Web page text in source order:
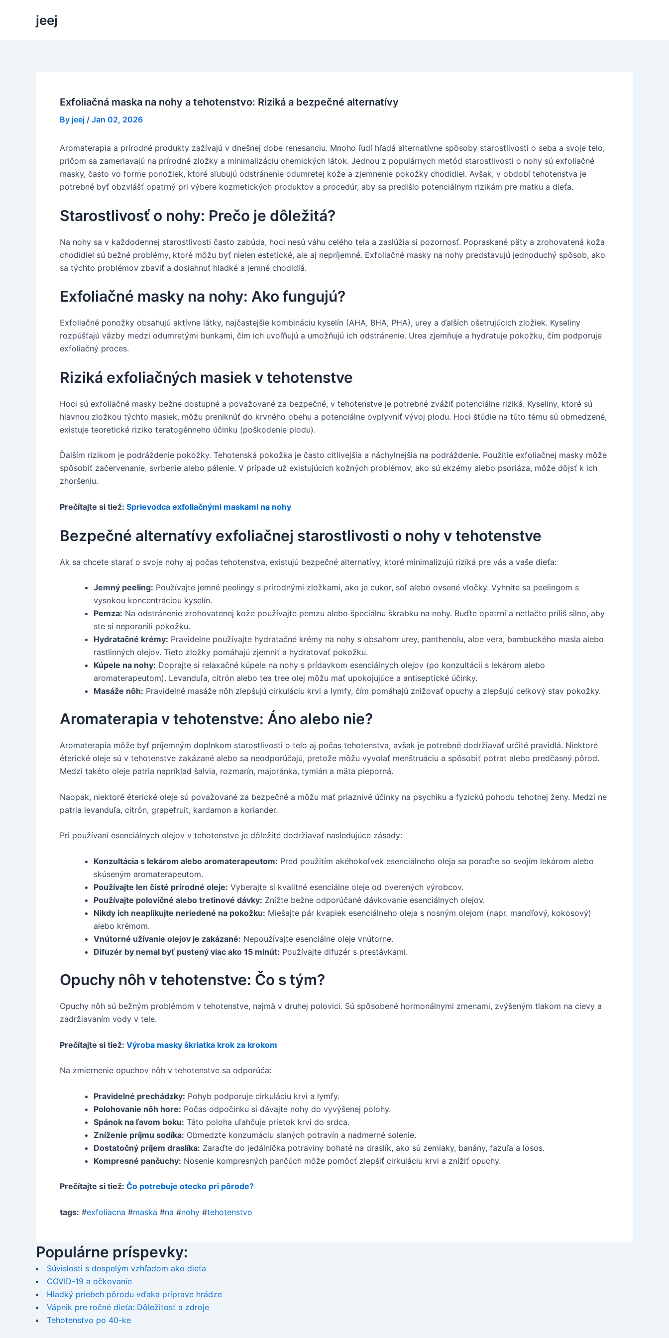
jeej
Exfoliačná maska na nohy a tehotenstvo: Riziká a bezpečné alternatívy
By jeej / Jan 02, 2026
Aromaterapia a prírodné produkty zažívajú v dnešnej dobe renesanciu. Mnoho ľudí hľadá alternatívne spôsoby starostlivosti o seba a svoje telo,
pričom sa zameriavajú na prírodné zložky a minimalizáciu chemických látok. Jednou z populárnych metód starostlivosti o nohy sú exfoliačné
masky, často vo forme ponožiek, ktoré sľubujú odstránenie odumretej kože a zjemnenie pokožky chodidiel. Avšak, v období tehotenstva je
potrebné byť obzvlášť opatrný pri výbere kozmetických produktov a procedúr, aby sa predišlo potenciálnym rizikám pre matku a dieťa.
Starostlivosť o nohy: Prečo je dôležitá?
Na nohy sa v každodennej starostlivosti často zabúda, hoci nesú váhu celého tela a zaslúžia si pozornosť. Popraskané päty a zrohovatená koža
chodidiel sú bežné problémy, ktoré môžu byť nielen estetické, ale aj nepríjemné. Exfoliačné masky na nohy predstavujú jednoduchý spôsob, ako
sa týchto problémov zbaviť a dosiahnuť hladké a jemné chodidlá.
Exfoliačné masky na nohy: Ako fungujú?
Exfoliačné ponožky obsahujú aktívne látky, najčastejšie kombináciu kyselín (AHA, BHA, PHA), urey a ďalších ošetrujúcich zložiek. Kyseliny
rozpúšťajú väzby medzi odumretými bunkami, čím ich uvoľňujú a umožňujú ich odstránenie. Urea zjemňuje a hydratuje pokožku, čím podporuje
exfoliačný proces.
Riziká exfoliačných masiek v tehotenstve
Hoci sú exfoliačné masky bežne dostupné a považované za bezpečné, v tehotenstve je potrebné zvážiť potenciálne riziká. Kyseliny, ktoré sú
hlavnou zložkou týchto masiek, môžu preniknúť do krvného obehu a potenciálne ovplyvniť vývoj plodu. Hoci štúdie na túto tému sú obmedzené,
existuje teoretické riziko teratogénneho účinku (poškodenie plodu).
Ďalším rizikom je podráždenie pokožky. Tehotenská pokožka je často citlivejšia a náchylnejšia na podráždenie. Použitie exfoliačnej masky môže
spôsobiť začervenanie, svrbenie alebo pálenie. V prípade už existujúcich kožných problémov, ako sú ekzémy alebo psoriáza, môže dôjsť k ich
zhoršeniu.
Prečítajte si tiež: Sprievodca exfoliačnými maskami na nohy
Bezpečné alternatívy exfoliačnej starostlivosti o nohy v tehotenstve
Ak sa chcete starať o svoje nohy aj počas tehotenstva, existujú bezpečné alternatívy, ktoré minimalizujú riziká pre vás a vaše dieťa:
Jemný peeling: Používajte jemné peelingy s prírodnými zložkami, ako je cukor, soľ alebo ovsené vločky. Vyhnite sa peelingom s
vysokou koncentráciou kyselín.
Pemza: Na odstránenie zrohovatenej kože používajte pemzu alebo špeciálnu škrabku na nohy. Buďte opatrní a netlačte príliš silno, aby
ste si neporanili pokožku.
Hydratačné krémy: Pravidelne používajte hydratačné krémy na nohy s obsahom urey, panthenolu, aloe vera, bambuckého masla alebo
rastlinných olejov. Tieto zložky pomáhajú zjemniť a hydratovať pokožku.
Kúpele na nohy: Doprajte si relaxačné kúpele na nohy s prídavkom esenciálnych olejov (po konzultácii s lekárom alebo
aromaterapeutom). Levanduľa, citrón alebo tea tree olej môžu mať upokojujúce a antiseptické účinky.
Masáže nôh: Pravidelné masáže nôh zlepšujú cirkuláciu krvi a lymfy, čím pomáhajú znižovať opuchy a zlepšujú celkový stav pokožky.
Aromaterapia v tehotenstve: Áno alebo nie?
Aromaterapia môže byť príjemným doplnkom starostlivosti o telo aj počas tehotenstva, avšak je potrebné dodržiavať určité pravidlá. Niektoré
éterické oleje sú v tehotenstve zakázané alebo sa neodporúčajú, pretože môžu vyvolať menštruáciu a spôsobiť potrat alebo predčasný pôrod.
Medzi takéto oleje patria napríklad šalvia, rozmarín, majoránka, tymián a mäta pieporná.
Naopak, niektoré éterické oleje sú považované za bezpečné a môžu mať priaznivé účinky na psychiku a fyzickú pohodu tehotnej ženy. Medzi ne
patria levanduľa, citrón, grapefruit, kardamon a koriander.
Pri používaní esenciálnych olejov v tehotenstve je dôležité dodržiavať nasledujúce zásady:
Konzultácia s lekárom alebo aromaterapeutom: Pred použitím akéhokoľvek esenciálneho oleja sa poraďte so svojím lekárom alebo
skúseným aromaterapeutom.
Používajte len čisté prírodné oleje: Vyberajte si kvalitné esenciálne oleje od overených výrobcov.
Používajte polovičné alebo tretinové dávky: Znížte bežne odporúčané dávkovanie esenciálnych olejov.
Nikdy ich neaplikujte neriedené na pokožku: Miešajte pár kvapiek esenciálneho oleja s nosným olejom (napr. mandľový, kokosový)
alebo krémom.
Vnútorné užívanie olejov je zakázané: Nepoužívajte esenciálne oleje vnútorne.
Difuzér by nemal byť pustený viac ako 15 minút: Používajte difuzér s prestávkami.
Opuchy nôh v tehotenstve: Čo s tým?
Opuchy nôh sú bežným problémom v tehotenstve, najmä v druhej polovici. Sú spôsobené hormonálnymi zmenami, zvýšeným tlakom na cievy a
zadržiavaním vody v tele.
Prečítajte si tiež: Výroba masky škriatka krok za krokom
Na zmiernenie opuchov nôh v tehotenstve sa odporúča:
Pravidelné prechádzky: Pohyb podporuje cirkuláciu krvi a lymfy.
Polohovanie nôh hore: Počas odpočinku si dávajte nohy do vyvýšenej polohy.
Spánok na ľavom boku: Táto poloha uľahčuje prietok krvi do srdca.
Zníženie príjmu sodíka: Obmedzte konzumáciu slaných potravín a nadmerné solenie.
Dostatočný príjem draslíka: Zaraďte do jedálnička potraviny bohaté na draslík, ako sú zemiaky, banány, fazuľa a losos.
Kompresné pančuchy: Nosenie kompresných pančúch môže pomôcť zlepšiť cirkuláciu krvi a znížiť opuchy.
Prečítajte si tiež: Čo potrebuje otecko pri pôrode?
tags: #exfoliacna #maska #na #nohy #tehotenstvo
Populárne príspevky:
Súvislosti s dospelým vzhľadom ako dieťa
COVID-19 a očkovanie
Hladký priebeh pôrodu vďaka príprave hrádze
Vápnik pre ročné dieťa: Dôležitosť a zdroje
Tehotenstvo po 40-ke